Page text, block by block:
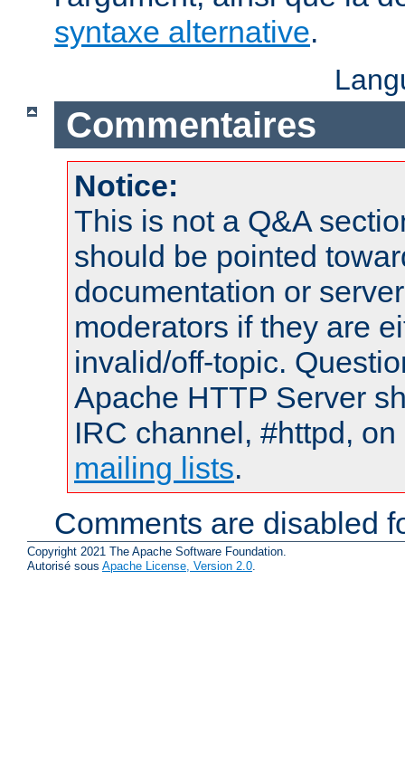
syntaxe alternative.
Commentaires
Notice:
This is not a Q&A
should be pointed
documentation or
moderators if they are
invalid/off-topic.
Apache HTTP Server
IRC channel, #httpd,
mailing lists.
Comments are disabled
Copyright 2021 The Apache Software Foundation.
Autorisé sous Apache License, Version 2.0